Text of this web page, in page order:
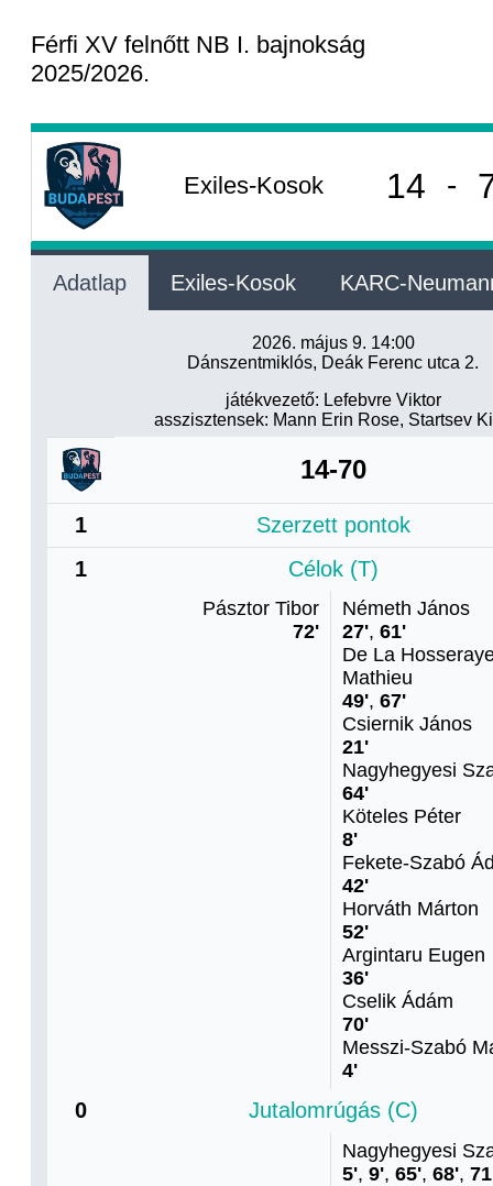
Férfi XV felnőtt NB I. bajnokság
2025/2026.
Exiles-Kosok 14 -
Adatlap
2026. május 9. 14:00
Dánszentmiklós, Deák Ferenc utca 2.
játékvezető: Lefebvre Viktor
asszisztensek: Mann Erin Rose, Startsev
14-70
1
Szerzett pontok
1
Célok (T)
Pásztor Tibor
72'
Németh János
27', 61'
De La
Mathieu
49', 67'
Csiernik János
21'
Nagyhegyesi
64'
Köteles Péter
8'
Fekete-Szabó
42'
Horváth Márton
52'
Argintaru Eugen
36'
Cselik Ádám
70'
Messzi-Szabó
4'
0 Jutalomrúgás (C)
Nagyhegyesi
5', 9', 65', 68',
Exiles-Kosok KARC-